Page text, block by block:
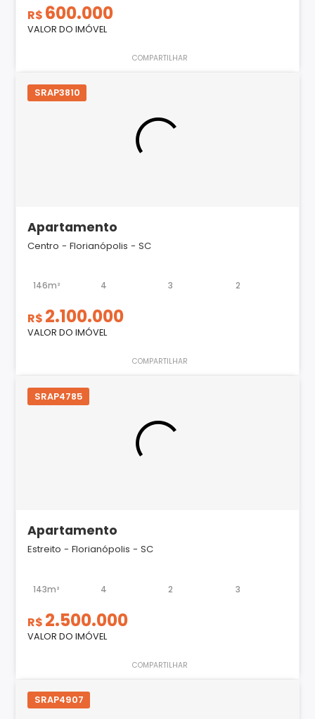
R$ 600.000
VALOR DO IMÓVEL
COMPARTILHAR
SRAP3810
Apartamento
Centro - Florianópolis - SC
146m² 4 3 2
R$ 2.100.000
VALOR DO IMÓVEL
COMPARTILHAR
SRAP4785
Apartamento
Estreito - Florianópolis - SC
143m² 4 2 3
R$ 2.500.000
VALOR DO IMÓVEL
COMPARTILHAR
SRAP4907